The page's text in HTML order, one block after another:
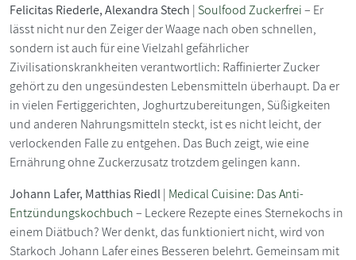
Felicitas Riederle, Alexandra Stech | Soulfood Zuckerfrei– Er
lässt nicht nur den Zeiger der Waage nach oben schnellen,
sondern ist auch für eine Vielzahl gefährlicher
Zivilisationskrankheiten verantwortlich: Raffinierter Zucker
gehört zu den ungesündesten Lebensmitteln überhaupt. Da er
in vielen Fertiggerichten, Joghurtzubereitungen, Süßigkeiten
und anderen Nahrungsmitteln steckt, ist es nicht leicht, der
verlockenden Falle zu entgehen. Das Buch zeigt, wie eine
Ernährung ohne Zuckerzusatz trotzdem gelingen kann.
Johann Lafer, Matthias Riedl| Medical Cuisine: Das Anti-
Entzündungskochbuch– Leckere Rezepte eines Sternekochs in
einem Diätbuch? Wer denkt, das funktioniert nicht, wird von
Starkoch Johann Lafer eines Besseren belehrt. Gemeinsam mit